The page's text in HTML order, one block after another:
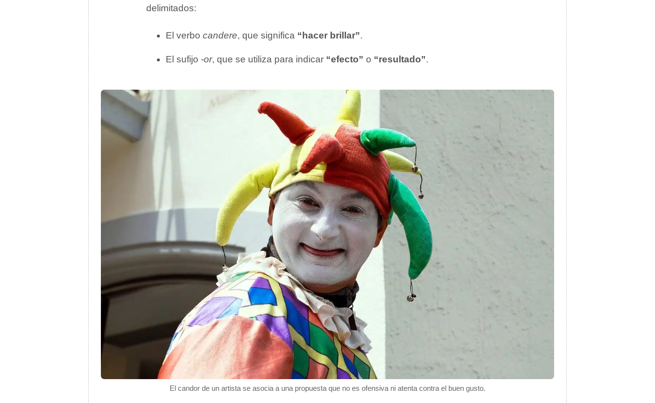
delimitados:
El verbo candere, que significa “hacer brillar”.
El sufijo -or, que se utiliza para indicar “efecto” o “resultado”.
El candor de un artista se asocia a una propuesta que no es ofensiva ni atenta contra el buen gusto.